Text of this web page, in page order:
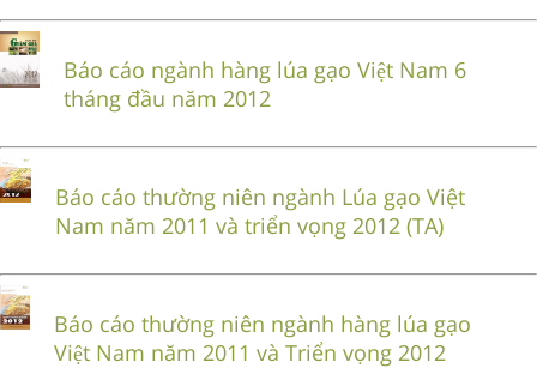
Báo cáo ngành hàng lúa gạo Việt Nam 6
tháng đầu năm 2012
Báo cáo thường niên ngành Lúa gạo Việt
Nam năm 2011 và triển vọng 2012 (TA)
Báo cáo thường niên ngành hàng lúa gạo
Việt Nam năm 2011 và Triển vọng 2012